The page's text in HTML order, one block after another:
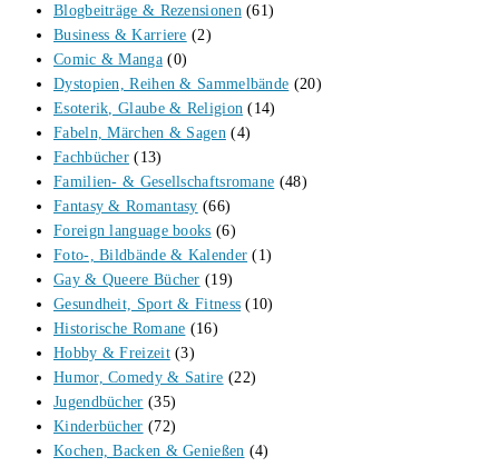
Blogbeiträge & Rezensionen (61)
Business & Karriere (2)
Comic & Manga (0)
Dystopien, Reihen & Sammelbände (20)
Esoterik, Glaube & Religion (14)
Fabeln, Märchen & Sagen (4)
Fachbücher (13)
Familien- & Gesellschaftsromane (48)
Fantasy & Romantasy (66)
Foreign language books (6)
Foto-, Bildbände & Kalender (1)
Gay & Queere Bücher (19)
Gesundheit, Sport & Fitness (10)
Historische Romane (16)
Hobby & Freizeit (3)
Humor, Comedy & Satire (22)
Jugendbücher (35)
Kinderbücher (72)
Kochen, Backen & Genießen (4)